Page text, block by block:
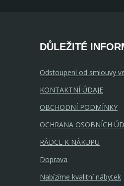
DŮLEŽITÉ
Odstoupení od smlouvy
KONTAKTNÍ ÚDAJE
OBCHODNÍ PODMÍNKY
OCHRANA OSOBNÍCH
RÁDCE K NÁKUPU
Doprava
Nabízíme kvalitní nábytek